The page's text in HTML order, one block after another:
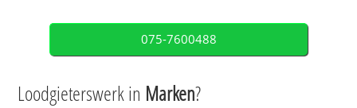
075-7600488
Loodgieterswerk in Marken?